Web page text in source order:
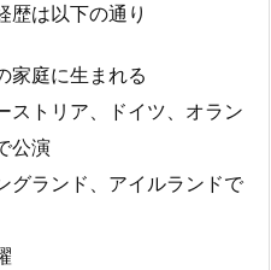
歴は以下の通り
家庭に生まれる
ストリア、ドイツ、オラン
公演
グランド、アイルランドで